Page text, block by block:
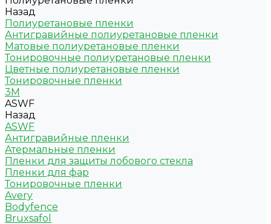
Назад
Полиуретановые пленки
Антигравийные полиуретановые пленки
Матовые полиуретановые пленки
Тонировочные полиуретановые пленки
Цветные полиуретановые пленки
Тонировочные пленки
3M
ASWF
Назад
ASWF
Антигравийные пленки
Атермальные пленки
Пленки для защиты лобового стекла
Пленки для фар
Тонировочные пленки
Avery
Bodyfence
Bruxsafol